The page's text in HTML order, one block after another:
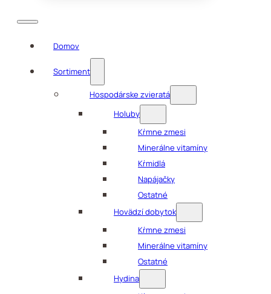
Domov
Sortiment
Hospodárske zvieratá
Holuby
Kŕmne zmesi
Minerálne vitamíny
Kŕmidlá
Napájačky
Ostatné
Hovädzí dobytok
Kŕmne zmesi
Minerálne vitamíny
Ostatné
Hydina